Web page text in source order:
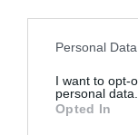
Personal
I want to opt-
personal data.
Opted In